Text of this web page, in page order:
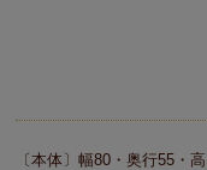
〔本体〕幅80・奥行55・